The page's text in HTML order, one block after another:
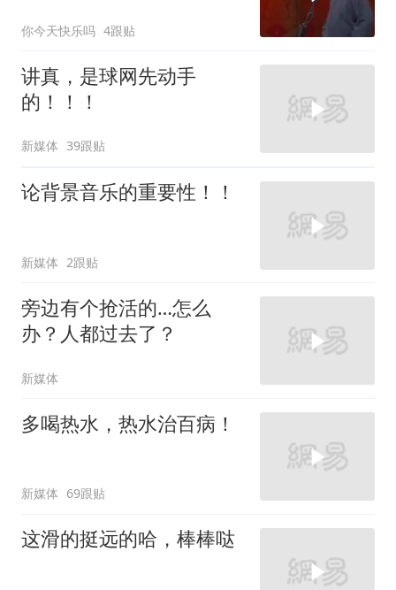
你今天快乐吗 4跟贴
讲真，是球网先动手
的！！！
新媒体 39跟贴
论背景音乐的重要性！！
新媒体 2跟贴
旁边有个抢活的…怎么
办？人都过去了？
新媒体
多喝热水，热水治百病！
新媒体 69跟贴
这滑的挺远的哈，棒棒哒